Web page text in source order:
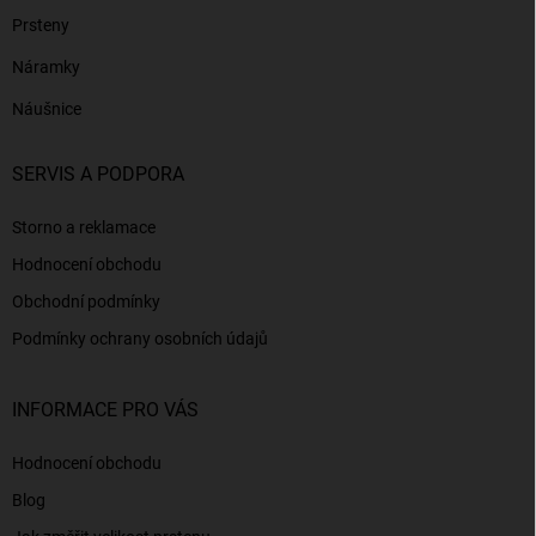
Prsteny
Náramky
Náušnice
SERVIS A PODPORA
Storno a reklamace
Hodnocení obchodu
Obchodní podmínky
Podmínky ochrany osobních údajů
INFORMACE PRO VÁS
Hodnocení obchodu
Blog